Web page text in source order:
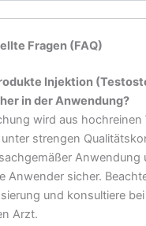
Fragen (FAQ)
Injektion
in der Anwendung?
wird aus
strengen
Anwendung
Anwender sicher.
und konsultiere
Arzt.